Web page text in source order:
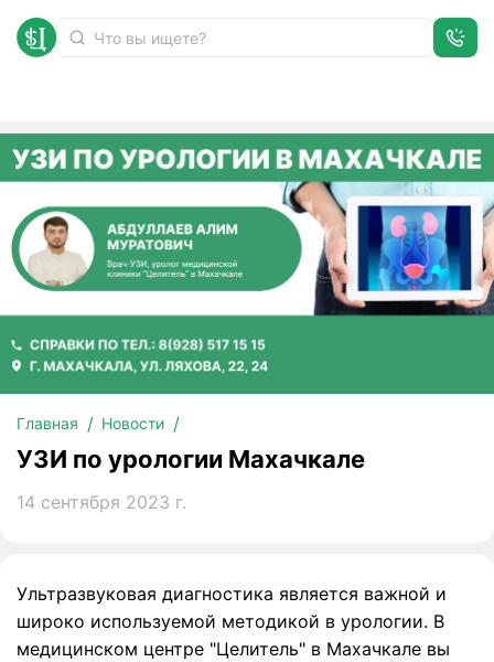
Главная Новости
УЗИ по урологии Махачкале
УЗИ по урологии Махачкале
14 сентября 2023 г.
Ультразвуковая диагностика является важной и
широко используемой методикой в урологии. В
медицинском центре "Целитель" в Махачкале вы